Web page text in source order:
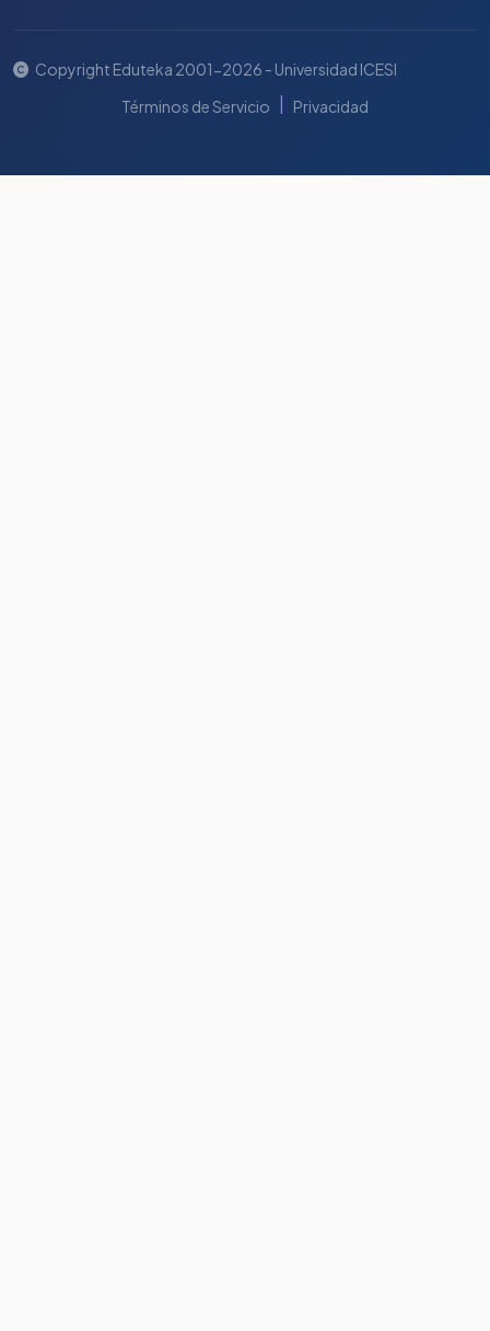
Copyright Eduteka 2001-2026 - Universidad ICESI
Términos de Servicio
Privacidad